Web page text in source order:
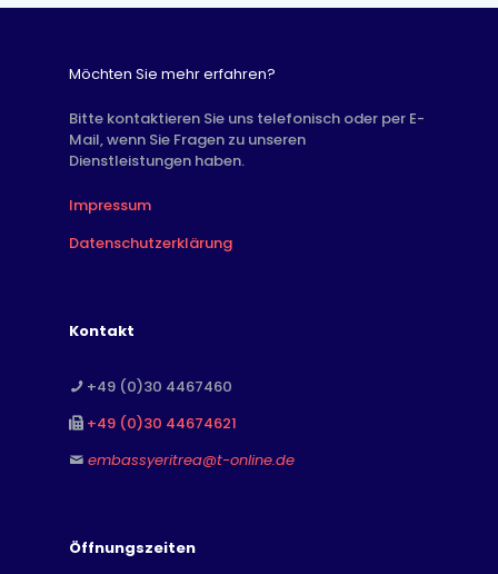
Möchten Sie mehr erfahren?
Bitte kontaktieren Sie uns telefonisch oder per E-
Mail, wenn Sie Fragen zu unseren
Dienstleistungen haben.
Impressum
Datenschutzerklärung
Kontakt
+49 (0)30 4467460
+49 (0)30 44674621
embassyeritrea@t-online.de
Öffnungszeiten